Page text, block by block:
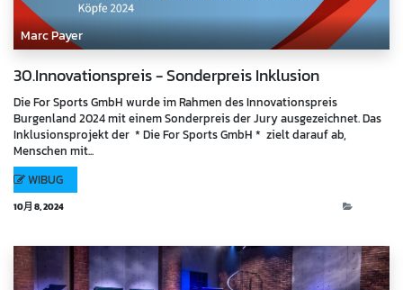
Marc Payer
30.Innovationspreis - Sonderpreis Inklusion
Die For Sports GmbH wurde im Rahmen des Innovationspreis
Burgenland 2024 mit einem Sonderpreis der Jury ausgezeichnet. Das
Inklusionsprojekt der * Die For Sports GmbH * zielt darauf ab,
Menschen mit...
WIBUG
10月 8, 2024